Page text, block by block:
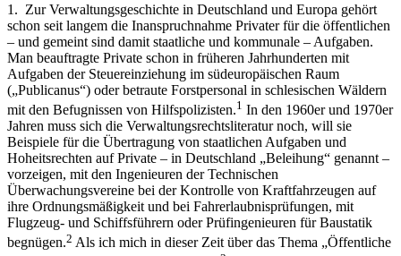
1. Zur Verwaltungsgeschichte in Deutschland und Europa gehört
schon seit langem die Inanspruchnahme Privater für die öffentlichen
– und gemeint sind damit staatliche und kommunale – Aufgaben.
Man beauftragte Private schon in früheren Jahrhunderten mit
Aufgaben der Steuereinziehung im südeuropäischen Raum
(„Publicanus“) oder betraute Forstpersonal in schlesischen Wäldern
mit den Befugnissen von Hilfspolizisten.1 In den 1960er und 1970er
Jahren muss sich die Verwaltungsrechtsliteratur noch, will sie
Beispiele für die Übertragung von staatlichen Aufgaben und
Hoheitsrechten auf Private – in Deutschland „Beleihung“ genannt –
vorzeigen, mit den Ingenieuren der Technischen
Überwachungsvereine bei der Kontrolle von Kraftfahrzeugen auf
ihre Ordnungsmäßigkeit und bei Fahrerlaubnisprüfungen, mit
Flugzeug- und Schiffsführern oder Prüfingenieuren für Baustatik
begnügen.2 Als ich mich in dieser Zeit über das Thema „Öffentliche